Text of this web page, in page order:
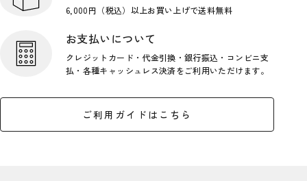
6,000円（税込）以上お買い上げで送料無料
お支払いについて
クレジットカード・代金引換・銀行振込・コンビニ支
払・各種キャッシュレス決済をご利用いただけます。
ご利用ガイドはこちら